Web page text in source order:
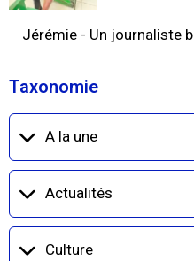
Jérémie - Un journaliste
Taxonomie
A la une
Actualités
Culture